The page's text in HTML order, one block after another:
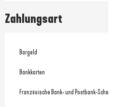
Zahlungsart
Bargeld
Bankkarten
Französische Bank- und Postbank-Schecks